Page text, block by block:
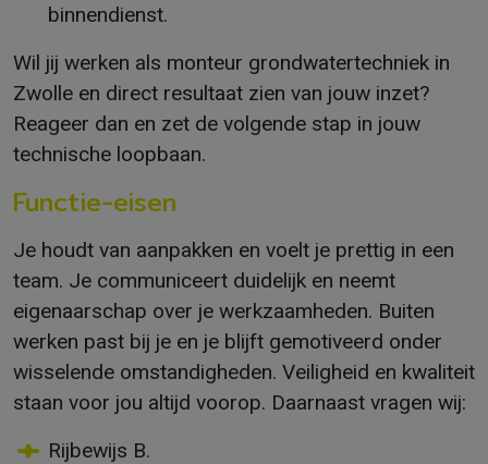
binnendienst.
Wil jij werken als monteur grondwatertechniek in
Zwolle en direct resultaat zien van jouw inzet?
Reageer dan en zet de volgende stap in jouw
technische loopbaan.
Functie-eisen
Je houdt van aanpakken en voelt je prettig in een
team. Je communiceert duidelijk en neemt
eigenaarschap over je werkzaamheden. Buiten
werken past bij je en je blijft gemotiveerd onder
wisselende omstandigheden. Veiligheid en kwaliteit
staan voor jou altijd voorop. Daarnaast vragen wij:
Rijbewijs B.